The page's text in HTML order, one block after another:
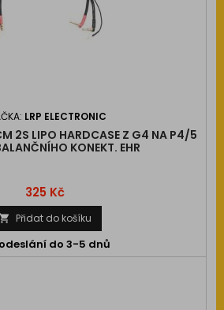
LRP ELECTRONIC
2S LIPO HARDCASE Z G4 NA P4/5
KONEKT. EHR
Cena
325 Kč
Přidat do košíku
do 3-5 dnů